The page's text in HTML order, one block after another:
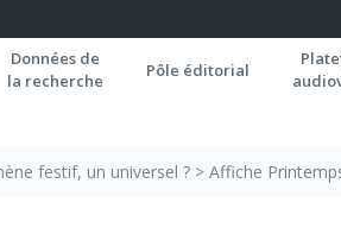
Données de
la recherche
Pôle éditorial
festif, un universel ? > Affiche